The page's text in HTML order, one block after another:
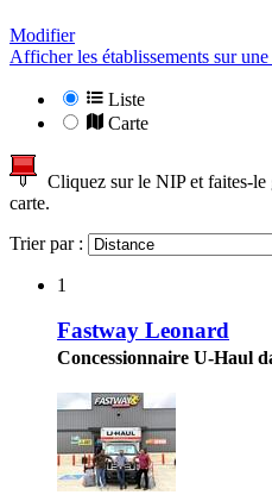
Modifier
Afficher les établissements sur une
Liste
Carte
Cliquez sur le NIP et faites-
carte.
Trier par :
1
Fastway Leonard
Concessionnaire U-Haul